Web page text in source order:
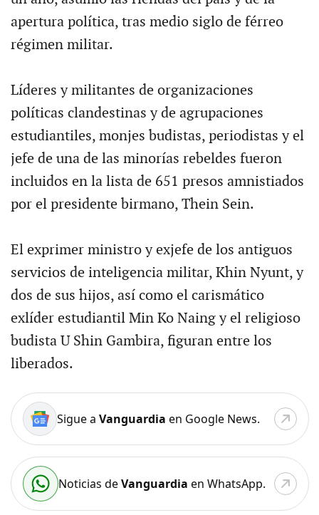
apertura política, tras medio siglo de férreo
régimen militar.
Líderes y militantes de organizaciones
políticas clandestinas y de agrupaciones
estudiantiles, monjes budistas, periodistas y el
jefe de una de las minorías rebeldes fueron
incluidos en la lista de 651 presos amnistiados
por el presidente birmano, Thein Sein.
El exprimer ministro y exjefe de los antiguos
servicios de inteligencia militar, Khin Nyunt, y
dos de sus hijos, así como el carismático
exlíder estudiantil Min Ko Naing y el religioso
budista U Shin Gambira, figuran entre los
liberados.
Sigue a Vanguardia en Google News.
Noticias deVanguardia en WhatsApp.